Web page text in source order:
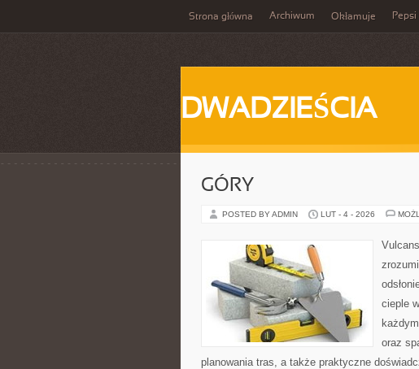
Strona główna Archiwum Okłamuje Pepsi
DWADZIEŚCIA
GÓRY
POSTED BY ADMIN LUT - 4 - 2026
cieple
oraz
planowania tras, a także praktyczne